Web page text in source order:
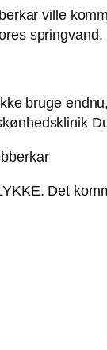
ville
springvand.
bruge
Det